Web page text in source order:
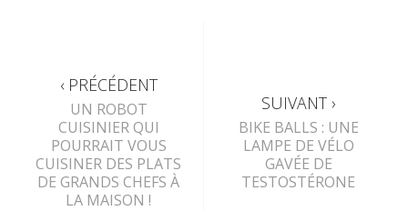
‹ PRÉCÉDENT
UN ROBOT
CUISINIER QUI
POURRAIT VOUS
CUISINER DES PLATS
DE GRANDS CHEFS À
LA MAISON !
SUIVANT ›
BIKE BALLS : UNE
LAMPE DE VÉLO
GAVÉE DE
TESTOSTÉRONE